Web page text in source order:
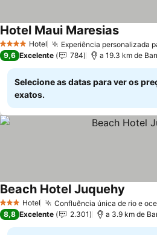
4 EstrelasHotel Experiência personalizada
Hotel Maui Maresias
9,6 Excelente 784 a 19.3 km de
Selecione as datas para ver os
exatos.
3 EstrelasHotel Confluência única de rio e
Beach Hotel Juquehy
8,8 Excelente 2.301 a 3.9 km de